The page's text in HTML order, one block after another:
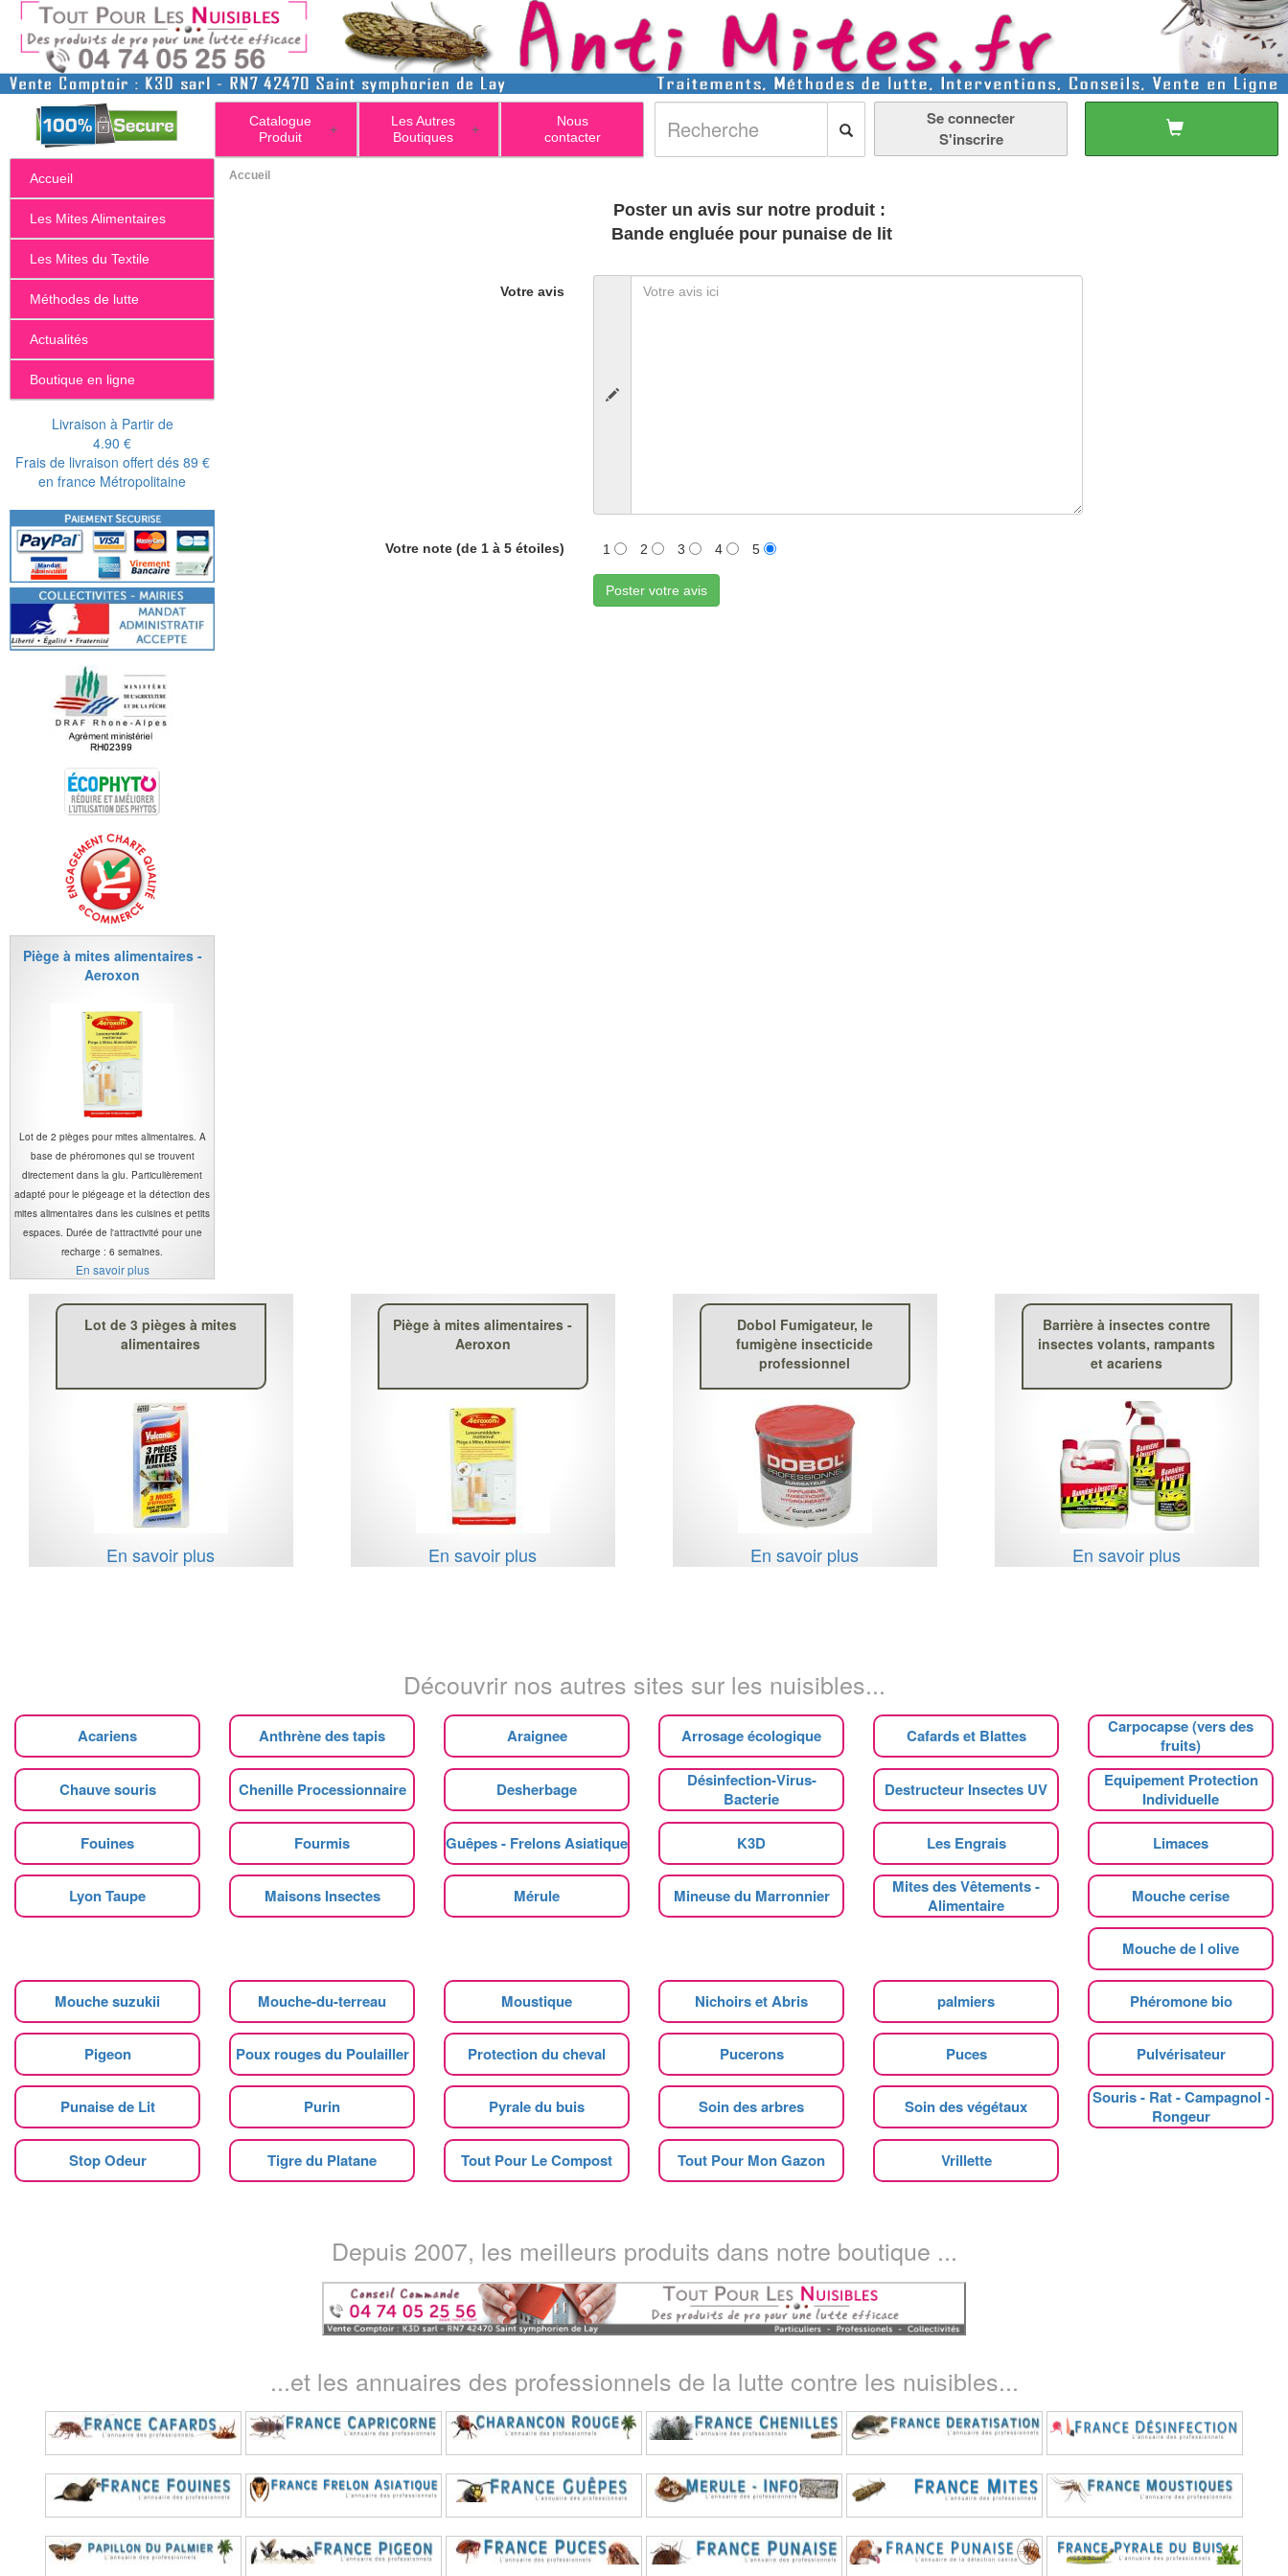
+
Catalogue
Produit
+
Les Autres
Boutiques
Nous
contacter
Se connecter
S'inscrire
Accueil
Les Mites Alimentaires
Les Mites du Textile
Méthodes de lutte
Actualités
Boutique en ligne
Livraison à Partir de
4.90 €
Frais de livraison offert dés 89 €
en france Métropolitaine
Piège à mites alimentaires -
Aeroxon
Lot de 2 pièges pour mites alimentaires. A
base de phéromones qui se trouvent
directement dans la glu. Particulièrement
adapté pour le piégeage et la détection des
mites alimentaires dans les cuisines et petits
espaces. Durée de l'attractivité pour une
recharge : 6 semaines.
En savoir plus
Accueil
Poster un avis sur notre produit :
Bande engluée pour punaise de lit
Votre avis
Votre note (de 1 à 5 étoiles) 1 2 3 4 5
Poster votre avis
Lot de 3 pièges à mites
alimentaires
En savoir plus
Piège à mites alimentaires -
Aeroxon
En savoir plus
Dobol Fumigateur, le
fumigène insecticide
professionnel
En savoir plus
Barrière à insectes contre
insectes volants, rampants
et acariens
En savoir plus
Découvrir nos autres sites sur les nuisibles...
Acariens Anthrène des tapis Araignee Arrosage écologique Cafards et Blattes
Carpocapse (vers des
fruits)
Chauve souris Chenille Processionnaire Desherbage
Désinfection-Virus-
Bacterie
Destructeur Insectes UV
Equipement Protection
Individuelle
Fouines Fourmis Guêpes - Frelons Asiatique K3D Les Engrais Limaces
Lyon Taupe Maisons Insectes Mérule Mineuse du Marronnier
Mites des Vêtements -
Alimentaire
Mouche cerise
Mouche de l olive
Mouche suzukii Mouche-du-terreau Moustique Nichoirs et Abris palmiers Phéromone bio
Pigeon Poux rouges du Poulailler Protection du cheval Pucerons Puces Pulvérisateur
Punaise de Lit Purin Pyrale du buis Soin des arbres Soin des végétaux
Souris - Rat - Campagnol -
Rongeur
Stop Odeur Tigre du Platane Tout Pour Le Compost Tout Pour Mon Gazon Vrillette
Depuis 2007, les meilleurs produits dans notre boutique ...
...et les annuaires des professionnels de la lutte contre les nuisibles...